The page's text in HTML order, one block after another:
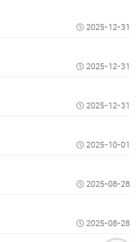
2025-12-31
2025-12-31
2025-12-31
2025-10-01
2025-08-28
2025-08-28